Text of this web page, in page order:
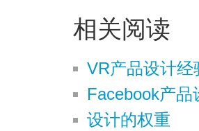
相关阅读
VR产品设计经
Facebook产
设计的权重